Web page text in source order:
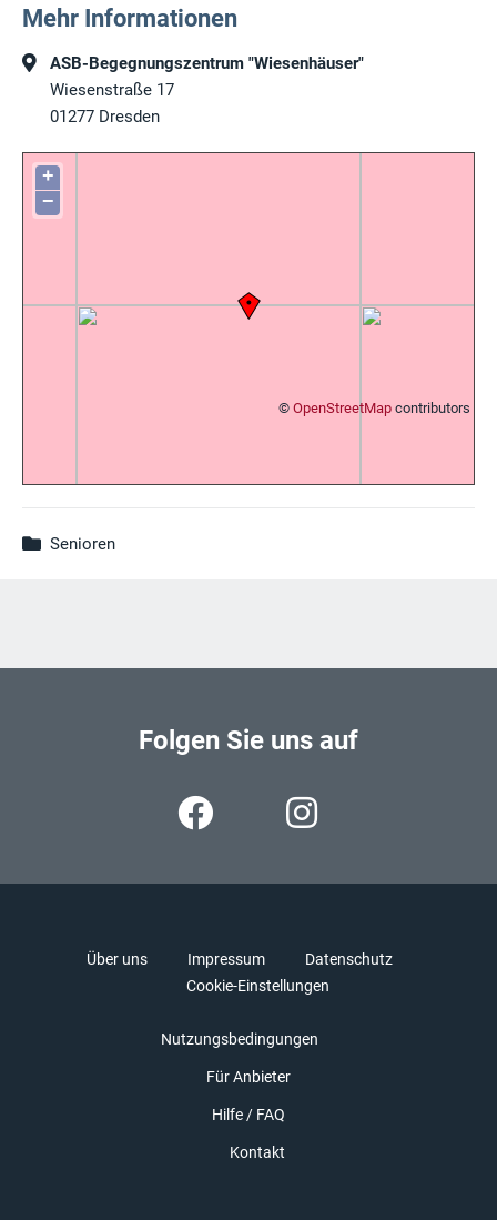
Mehr Informationen
ASB-Begegnungszentrum "Wiesenhäuser"
Wiesenstraße 17
01277 Dresden
+
−
© OpenStreetMap contributors
Senioren
Folgen Sie uns auf
Über uns Impressum
Datenschutz
Cookie-Einstellungen
Nutzungsbedingungen
Für Anbieter
Hilfe / FAQ
Kontakt